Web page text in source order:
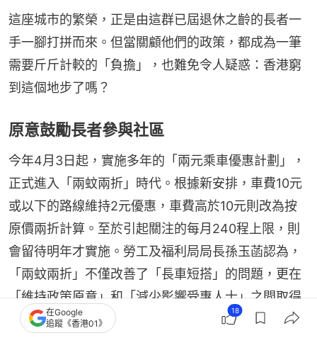
這座城市的繁榮，正是由這群已屆退休之齡的長者一
手一腳打拼而來。但當關顧他們的政策，都成為一筆
需要斤斤計較的「負擔」，也難免令人疑惑：香港窮
到這個地步了嗎？
原意鼓勵長者參與社區
今年4月3日起，實施多年的「兩元乘車優惠計劃」，
正式進入「兩蚊兩折」時代。根據新安排，車費10元
或以下的路線維持2元優惠，車費高於10元則改為按
原價兩折計算。至於引起關注的每月240程上限，則
會留待明年才實施。勞工及福利局局長孫玉菡認為，
「兩蚊兩折」不僅改善了「長車短搭」的問題，更在
「維持政策原意」和「減少影響受惠人士」之間取得
平衡；他又強調政府已經資助八成車費，「是非常優
在Google
追蹤《香港01》
18